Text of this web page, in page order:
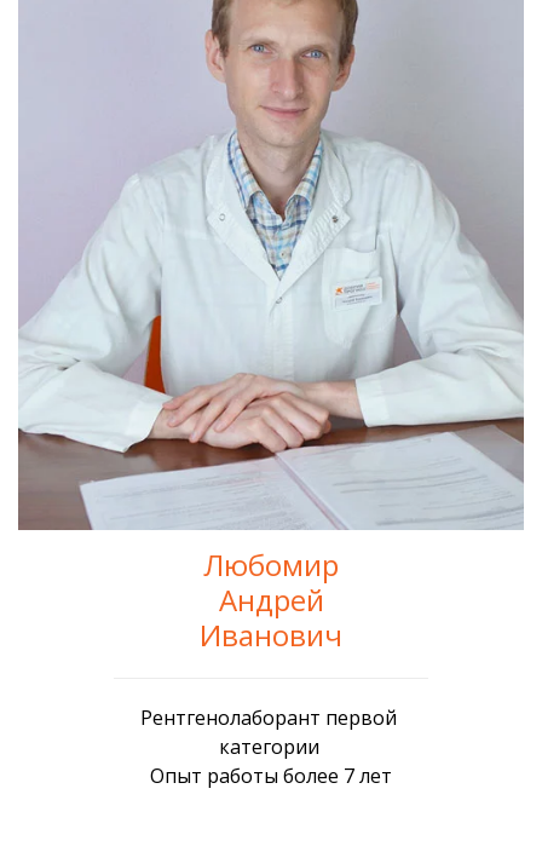
Любомир
Андрей
Иванович